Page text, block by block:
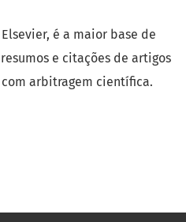
é a maior base de
e citações de artigos
arbitragem científica.